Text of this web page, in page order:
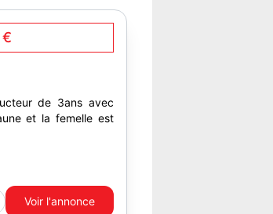
de 3ans avec
et la femelle est
Voir l'annonce